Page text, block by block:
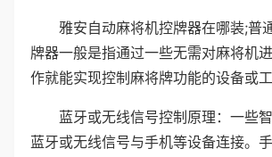
雅安自动麻将机控牌器在哪装;普
牌器一般是指通过一些无需对麻将机
作就能实现控制麻将牌功能的设备或工
蓝牙或无线信号控制原理：一些
蓝牙或无线信号与手机等设备连接。